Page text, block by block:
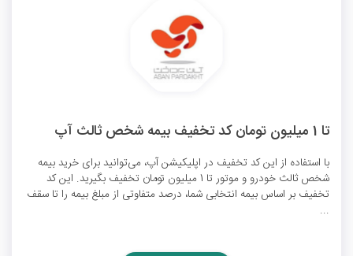
تا 1 میلیون تومان کد تخفیف بیمه شخص ثالث آپ
با استفاده از این کد تخفیف در اپلیکیشن آپ، می‌توانید برای خرید بیمه
شخص ثالث خودرو و موتور تا 1 میلیون تومان تخفیف بگیرید. این کد
تخفیف بر اساس بیمه انتخابی شما، درصد متفاوتی از مبلغ بیمه را تا سقف
...